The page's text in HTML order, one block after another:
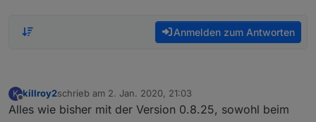
Anmelden zum Antworten
K
Offline
killroy2schrieb am 2. Jan. 2020, 21:03
zuletzt editiert von
Alles wie bisher mit der Version 0.8.25, sowohl beim